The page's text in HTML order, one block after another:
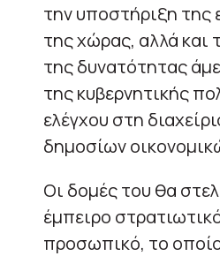
την υποστήριξη της
της χώρας, αλλά και
της δυνατότητας
της κυβερνητικής
ελέγχου στη
δημοσίων
Οι δομές του θα
έμπειρο
προσωπικό, το